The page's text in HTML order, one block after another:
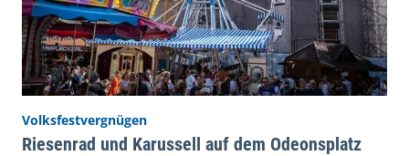
Volksfestvergnügen
Riesenrad und Karussell auf dem Odeonsplatz